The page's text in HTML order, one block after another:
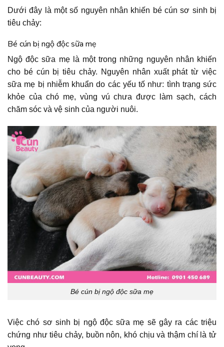
Dưới đây là một số nguyên nhân khiến bé cún sơ sinh bị
tiêu chảy:
Bé cún bị ngộ độc sữa mẹ
Ngộ độc sữa mẹ là một trong những nguyên nhân khiến
cho bé cún bị tiêu chảy. Nguyên nhân xuất phát từ việc
sữa mẹ bị nhiễm khuẩn do các yếu tố như: tình trạng sức
khỏe của chó mẹ, vùng vú chưa được làm sạch, cách
chăm sóc và vệ sinh của người nuôi.
Bé cún bị ngộ độc sữa mẹ
Việc chó sơ sinh bị ngộ độc sữa mẹ sẽ gây ra các triệu
chứng như tiêu chảy, buồn nôn, khó chịu và thậm chí là tử